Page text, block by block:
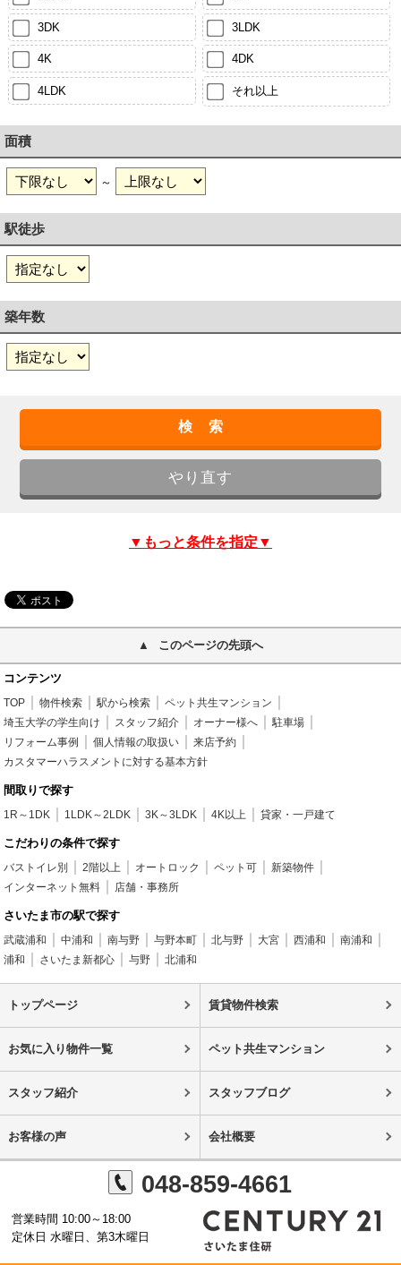
3DK 3LDK
4K 4DK
4LDK それ以上
面積
～
駅徒歩
築年数
▼もっと条件を指定▼
このページの先頭へ
コンテンツ
TOP 物件検索 駅から検索
ペット共生マンション
埼玉大学の学生向け
スタッフ紹介 オーナー様へ
駐車場
リフォーム事例
個人情報の取扱い
来店予約
カスタマーハラスメントに対する基本方針
間取りで探す
1R～1DK 1LDK～2LDK 3K～3LDK 4K以上 貸家・一戸建て
こだわりの条件で探す
バストイレ別 2階以上 オートロック ペット可
新築物件
インターネット無料
店舗・事務所
さいたま市の駅で探す
武蔵浦和 中浦和 南与野 与野本町 北与野 大宮 西浦和
南浦和
浦和
さいたま新都心 与野 北浦和
トップページ 賃貸物件検索
お気に入り物件一覧 ペット共生マンション
スタッフ紹介 スタッフブログ
お客様の声 会社概要
048-859-4661
営業時間 10:00～18:00
定休日 水曜日、第3木曜日